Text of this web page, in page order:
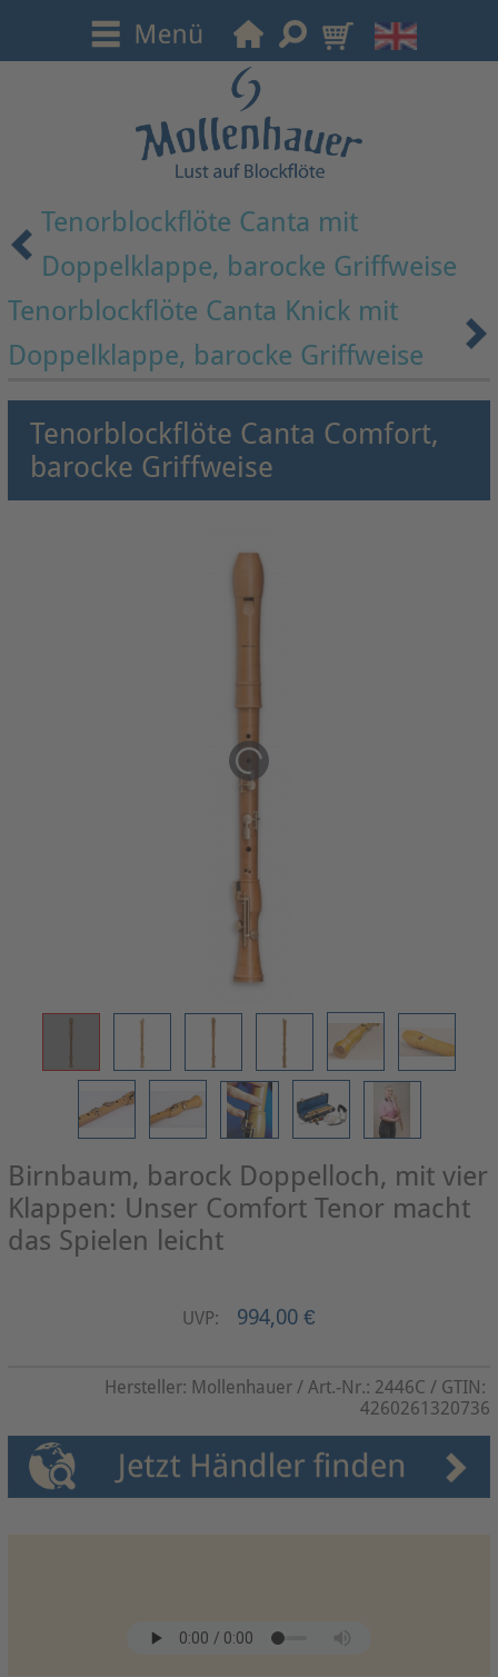
Tenorblockflöte Canta mit
Doppelklappe, barocke Griffweise
Tenorblockflöte Canta Knick mit
Doppelklappe, barocke Griffweise
Tenorblockflöte Canta Comfort,
barocke Griffweise
Birnbaum, barock Doppelloch, mit vier
Klappen: Unser Comfort Tenor macht
das Spielen leicht
UVP: 994,00 €
Hersteller: Mollenhauer / Art.-Nr.: 2446C / GTIN:
4260261320736